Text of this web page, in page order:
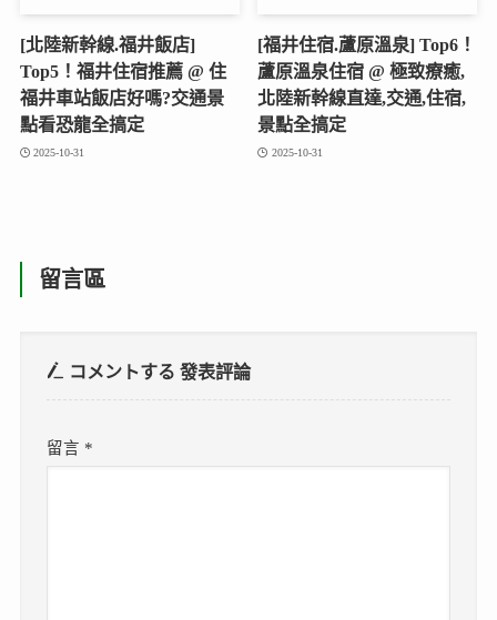
[北陸新幹線.福井飯店]
Top5！福井住宿推薦 @ 住
福井車站飯店好嗎?交通景
點看恐龍全搞定
2025-10-31
[福井住宿.蘆原溫泉] Top6！
蘆原溫泉住宿 @ 極致療癒,
北陸新幹線直達,交通,住宿,
景點全搞定
2025-10-31
留言區
コメントする發表評論
留言 *